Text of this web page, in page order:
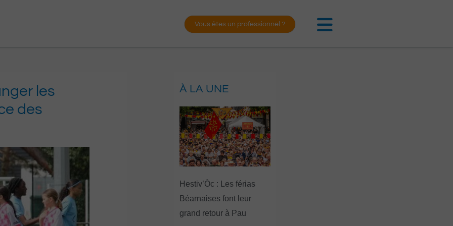
Vous êtes un professionnel ?
les
des
À LA UNE
Hestiv’Òc : Les férias
Béarnaises font leur
grand retour à Pau